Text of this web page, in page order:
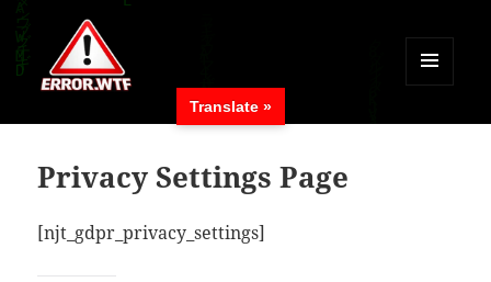
MENÜ
WIDGETS
Privacy Settings Page
[njt_gdpr_privacy_settings]
Translate »